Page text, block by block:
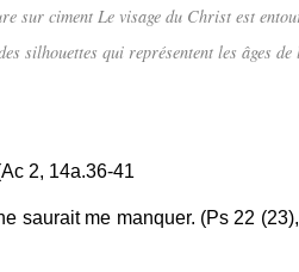
sur ciment Le visage du Christ est
silhouettes qui représentent les âges
2, 14a.36-41
saurait me manquer. (Ps 22